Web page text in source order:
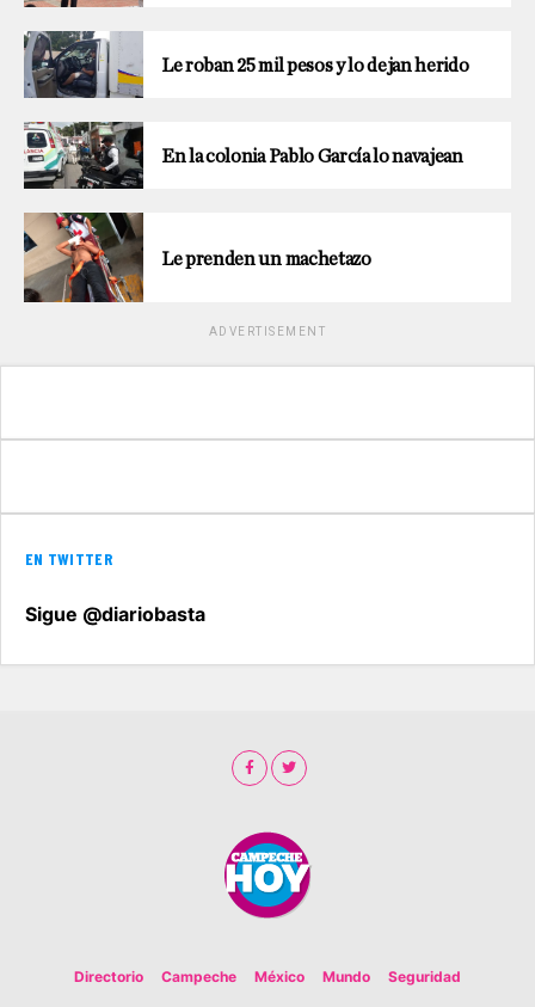
Le roban 25 mil pesos y lo dejan herido
En la colonia Pablo García lo navajean
Le prenden un machetazo
ADVERTISEMENT
EN TWITTER
Sigue @diariobasta
Directorio Campeche México Mundo Seguridad